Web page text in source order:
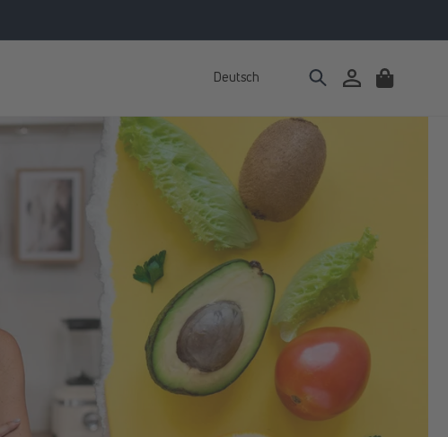
Deutsch EinloggenWarenkorb